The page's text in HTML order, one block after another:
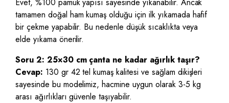
tamamen doğal ham kumaş olduğu için ilk yıkamada hafif
bir çekme yapabilir. Bu nedenle düşük sıcaklıkta veya
elde yıkama önerilir.
Soru 2: 25×30 cm çanta ne kadar ağırlık taşır?
Cevap: 130 gr 42 tel kumaş kalitesi ve sağlam dikişleri
sayesinde bu modelimiz, hacmine uygun olarak 3-5 kg
arası ağırlıkları güvenle taşıyabilir.